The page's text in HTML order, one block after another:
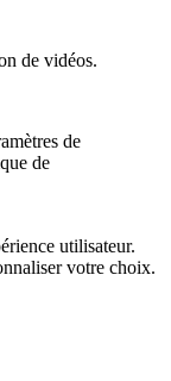
de vidéos.
de
de
utilisateur.
votre choix.